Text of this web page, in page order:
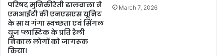
परिषद मुनिकीरेती ढालवाला ने
एमआईटी की एनएसएस यूनिट
के साथ गंगा स्वच्छता एवं सिंगल
यूज प्लास्टिक के प्रति रैली
निकाल लोगों को जागरूक
किया।
March 7, 2026